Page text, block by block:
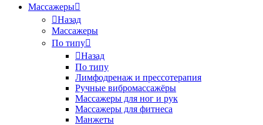
Массажеры
Назад
Массажеры
По типу
Назад
По типу
Лимфодренаж и прессотерапия
Ручные вибромассажёры
Массажеры для ног и рук
Массажеры для фитнеса
Манжеты